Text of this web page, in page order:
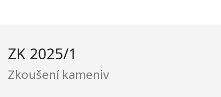
ZK 2025/1
Zkoušení kameniv